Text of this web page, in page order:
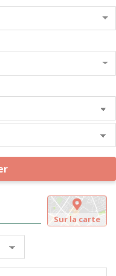
Sur la carte